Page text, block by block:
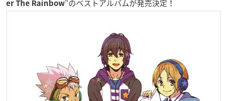
er The Rainbow“のベストアルバムが発売決定！